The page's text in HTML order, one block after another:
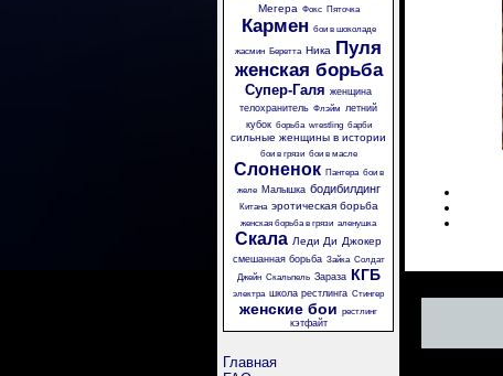
Мегера Фокс Пяточка
Кармен бои в шоколаде
жасмин Беретта Ника Пуля
женская борьба
Супер-Галя женщина
телохранитель Флэйм летний
кубок борьба wrestling барби
сильные женщины в истории
бои в грязи бои в масле
Слоненок Пантера бои в
желе
Малышка бодибилдинг
Китана эротическая борьба
женская борьба в грязи аленушка
Скала Леди Ди Джокер
смешанная борьба Зайка Солдат
Джейн Скальпель Зараза КГБ
электра школа рестлинга Стингер
женские бои рестлинг
кэтфайт
Главная